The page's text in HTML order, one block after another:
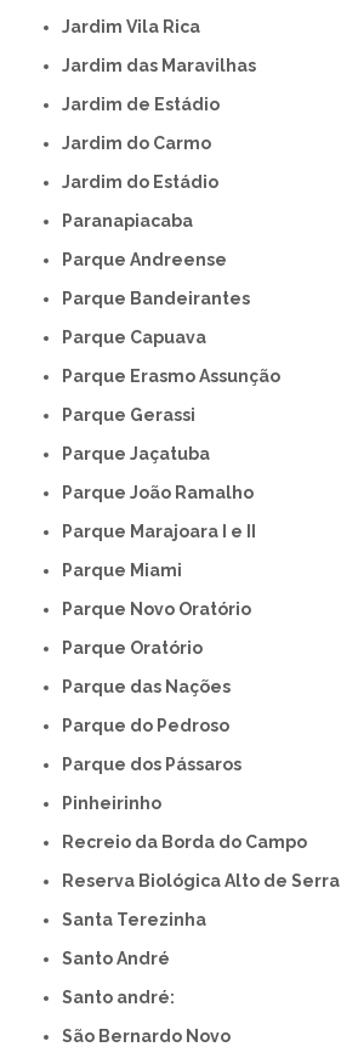
Jardim Vila Rica
Jardim das Maravilhas
Jardim de Estádio
Jardim do Carmo
Jardim do Estádio
Paranapiacaba
Parque Andreense
Parque Bandeirantes
Parque Capuava
Parque Erasmo Assunção
Parque Gerassi
Parque Jaçatuba
Parque João Ramalho
Parque Marajoara I e II
Parque Miami
Parque Novo Oratório
Parque Oratório
Parque das Nações
Parque do Pedroso
Parque dos Pássaros
Pinheirinho
Recreio da Borda do Campo
Reserva Biológica Alto de Serra
Santa Terezinha
Santo André
Santo andré:
São Bernardo Novo